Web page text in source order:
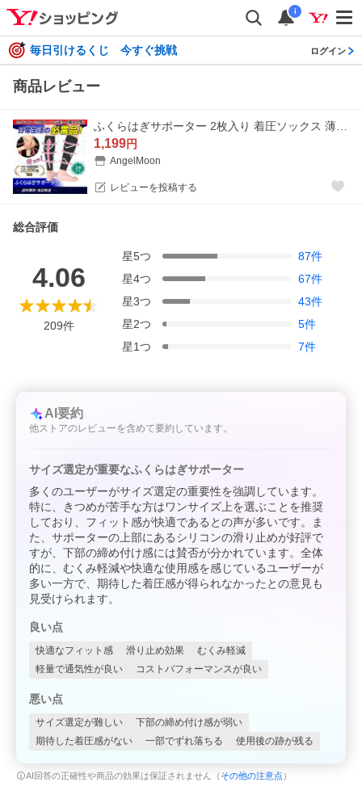
i
毎日引けるくじ 今すぐ挑戦 ログイン
商品レビュー
1,199円
AngelMoon
レビューを投稿する
総合評価
4.06
209件
星5つ 87件
星4つ 67件
星3つ 43件
星2つ 5件
星1つ 7件
AI要約
他ストアのレビューを含めて要約しています。
サイズ選定が重要なふくらはぎサポーター
多くのユーザーがサイズ選定の重要性を強調しています。
特に、きつめが苦手な方はワンサイズ上を選ぶことを推奨
しており、フィット感が快適であるとの声が多いです。ま
た、サポーターの上部にあるシリコンの滑り止めが好評で
すが、下部の締め付け感には賛否が分かれています。全体
的に、むくみ軽減や快適な使用感を感じているユーザーが
多い一方で、期待した着圧感が得られなかったとの意見も
見受けられます。
良い点
快適なフィット感 滑り止め効果
むくみ軽減
軽量で通気性が良い
コストパフォーマンスが良い
悪い点
サイズ選定が難しい
下部の締め付け感が弱い
期待した着圧感がない
一部でずれ落ちる 使用後の跡が残る
AI回答の正確性や商品の効果は保証されません（ その他の注意点 ）